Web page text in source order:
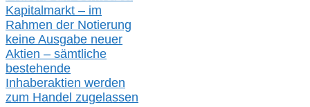
Kapitalmarkt – im
Rahmen der Notierung
keine Ausgabe neuer
Aktien – sämtliche
bestehende
Inhaberaktien werden
zum Handel zugelassen